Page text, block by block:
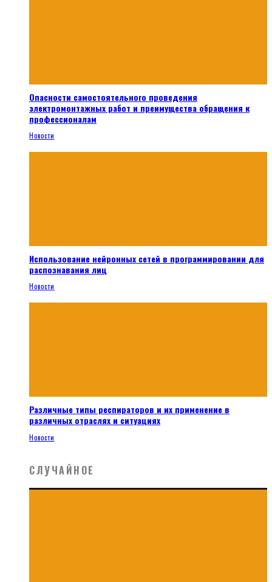
Опасности самостоятельного проведения
электромонтажных работ и преимущества обращения к
профессионалам
Новости
Использование нейронных сетей в программировании для
распознавания лиц
Новости
Различные типы респираторов и их применение в
различных отраслях и ситуациях
Новости
СЛУЧАЙНОЕ